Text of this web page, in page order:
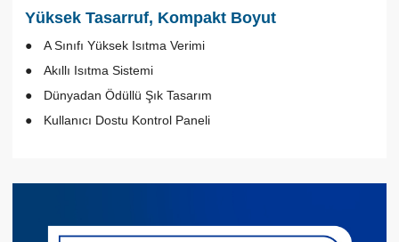
Yüksek Tasarruf, Kompakt Boyut
A Sınıfı Yüksek Isıtma Verimi
Akıllı Isıtma Sistemi
Dünyadan Ödüllü Şık Tasarım
Kullanıcı Dostu Kontrol Paneli